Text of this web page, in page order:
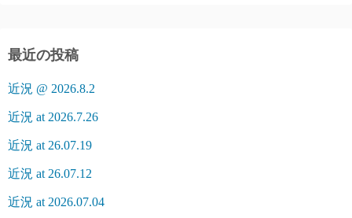
最近の投稿
近況 @ 2026.8.2
近況 at 2026.7.26
近況 at 26.07.19
近況 at 26.07.12
近況 at 2026.07.04